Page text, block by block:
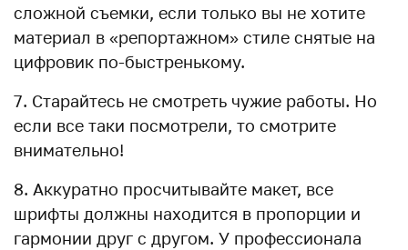
сложной съемки, если только вы не хотите
материал в «репортажном» стиле снятые на
цифровик по-быстренькому.
7. Старайтесь не смотреть чужие работы. Но
если все таки посмотрели, то смотрите
внимательно!
8. Аккуратно просчитывайте макет, все
шрифты должны находится в пропорции и
гармонии друг с другом. У профессионала